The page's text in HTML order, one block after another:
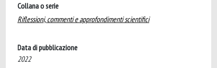
Collana o serie
Riflessioni, commenti e approfondimenti scientifici
Data di pubblicazione
2022